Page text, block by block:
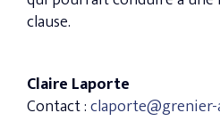
clause.
Claire Laporte
Contact :claporte@grenier-